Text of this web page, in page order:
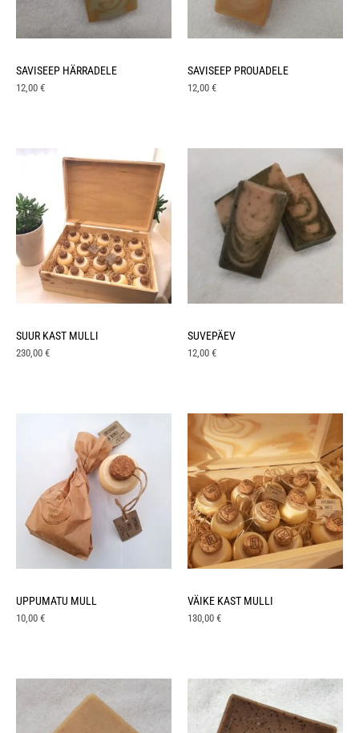
SAVISEEP HÄRRADELE
12,00 €
SAVISEEP PROUADELE
12,00 €
SUUR KAST MULLI
230,00 €
SUVEPÄEV
12,00 €
UPPUMATU MULL
10,00 €
VÄIKE KAST MULLI
130,00 €